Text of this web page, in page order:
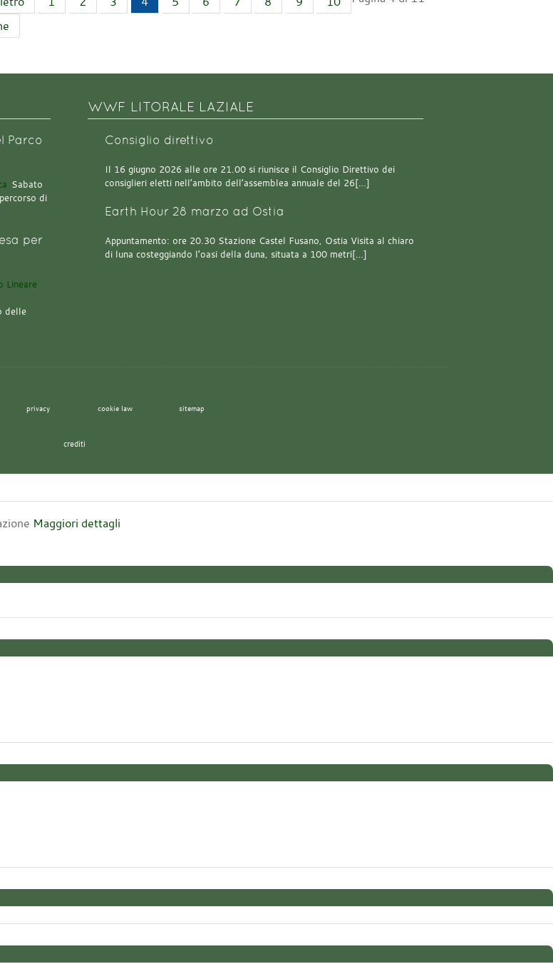
Parco
Sabato
di
per
delle
WWF LITORALE LAZIALE
Consiglio direttivo
Il 16 giugno 2026 alle ore 21.00 si riunisce il Consiglio Direttivo dei
consiglieri eletti nell’ambito dell’assemblea annuale del 26[…]
Earth Hour 28 marzo ad Ostia
Appuntamento: ore 20.30 Stazione Castel Fusano, Ostia Visita al chiaro
di luna costeggiando l’oasi della duna, situata a 100 metri[…]
privacy cookie law sitemap
crediti
Maggiori dettagli